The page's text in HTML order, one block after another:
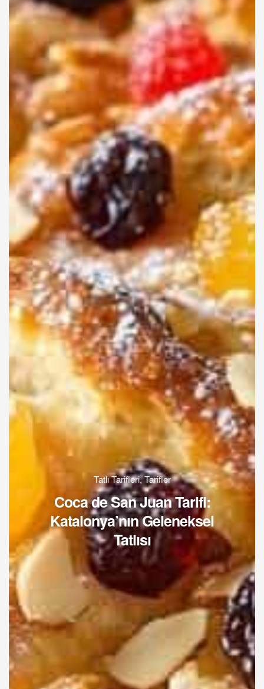
Tatlı Tarifleri,Tarifler
Coca de San Juan Tarifi:
Katalonya’nın Geleneksel
Tatlısı